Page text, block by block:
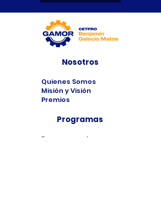
Nosotros
Quienes Somos
Misión y Visión
Premios
Programas
Programas de